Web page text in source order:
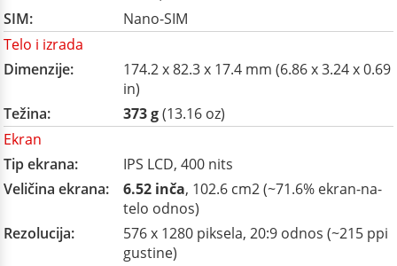
SIM:
Nano-SIM
Telo i izrada
Dimenzije:
174.2 x 82.3 x 17.4 mm (6.86 x 3.24 x 0.69
in)
Težina:
373 g(13.16 oz)
Ekran
Tip ekrana:
IPS LCD, 400 nits
Veličina ekrana:
6.52 inča, 102.6 cm2 (~71.6% ekran-na-
telo odnos)
Rezolucija:
576 x 1280 piksela, 20:9 odnos (~215 ppi
gustine)